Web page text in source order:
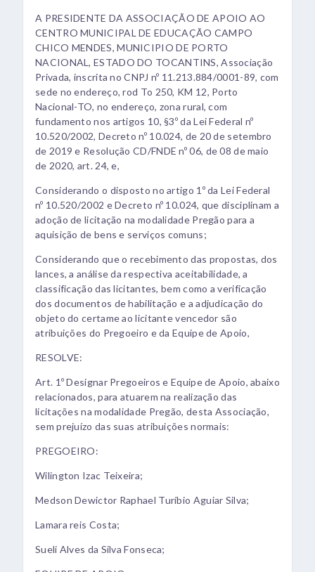
A PRESIDENTE DA ASSOCIAÇÃO DE APOIO AO
CENTRO MUNICIPAL DE EDUCAÇÃO CAMPO
CHICO MENDES, MUNICIPIO DE PORTO
NACIONAL, ESTADO DO TOCANTINS, Associação
Privada, inscrita no CNPJ nº 11.213.884/0001-89, com
sede no endereço, rod To 250, KM 12, Porto
Nacional-TO, no endereço, zona rural, com
fundamento nos artigos 10, §3º da Lei Federal nº
10.520/2002, Decreto nº 10.024, de 20 de setembro
de 2019 e Resolução CD/FNDE nº 06, de 08 de maio
de 2020, art. 24, e,
Considerando o disposto no artigo 1º da Lei Federal
nº 10.520/2002 e Decreto nº 10.024, que disciplinam a
adoção de licitação na modalidade Pregão para a
aquisição de bens e serviços comuns;
Considerando que o recebimento das propostas, dos
lances, a análise da respectiva aceitabilidade, a
classificação das licitantes, bem como a verificação
dos documentos de habilitação e a adjudicação do
objeto do certame ao licitante vencedor são
atribuições do Pregoeiro e da Equipe de Apoio,
RESOLVE:
Art. 1º Designar Pregoeiros e Equipe de Apoio, abaixo
relacionados, para atuarem na realização das
licitações na modalidade Pregão, desta Associação,
sem prejuízo das suas atribuições normais:
PREGOEIRO:
Wilington Izac Teixeira;
Medson Dewictor Raphael Turíbio Aguiar Silva;
Lamara reis Costa;
Sueli Alves da Silva Fonseca;